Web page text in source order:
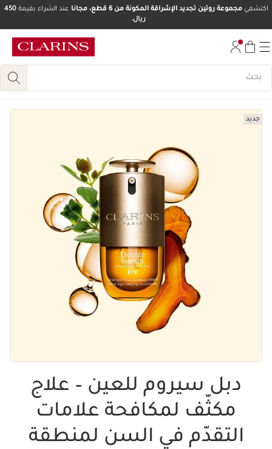
انتقل إلى أسفل الصفحة
اكتشفيمجموعة روتين تجديد الإشراقة المكونة من 6 قطع، مجانا عند الشراء بقيمة450
ريال.
جديد
دبل سيروم للعين – علاج
مكثّف لمكافحة علامات
التقدّم في السن لمنطقة